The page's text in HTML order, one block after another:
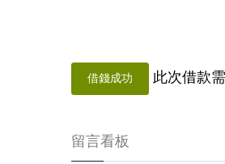
借錢成功 此次借款
留言看板